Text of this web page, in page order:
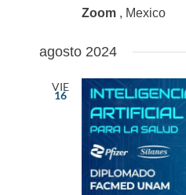
Zoom , Mexico
agosto 2024
VIE
16